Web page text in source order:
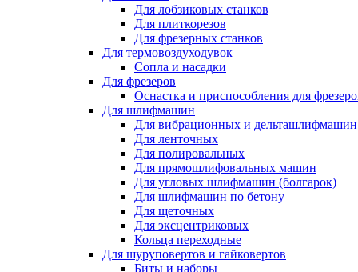
Для лобзиковых станков
Для плиткорезов
Для фрезерных станков
Для термовоздуходувок
Сопла и насадки
Для фрезеров
Оснастка и приспособления для
Для шлифмашин
Для вибрационных и дельташлифмашин
Для ленточных
Для полировальных
Для прямошлифовальных машин
Для угловых шлифмашин (болгарок)
Для шлифмашин по бетону
Для щеточных
Для эксцентриковых
Кольца переходные
Для шуруповертов и гайковертов
Биты и наборы